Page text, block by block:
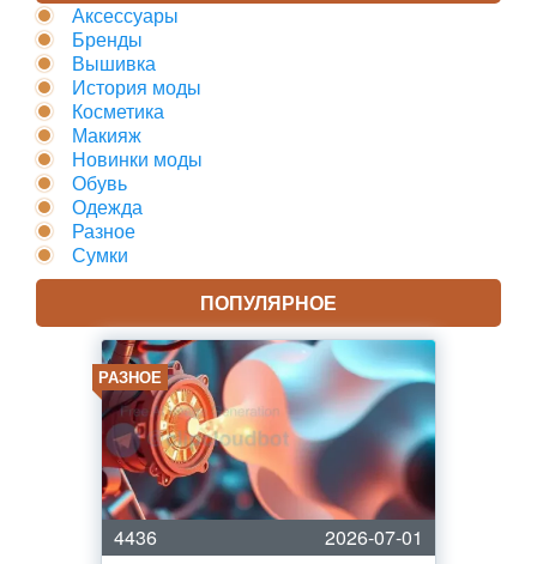
Аксессуары
Бренды
Вышивка
История моды
Косметика
Макияж
Новинки моды
Обувь
Одежда
Разное
Сумки
ПОПУЛЯРНОЕ
РАЗНОЕ
4436
2026-07-01